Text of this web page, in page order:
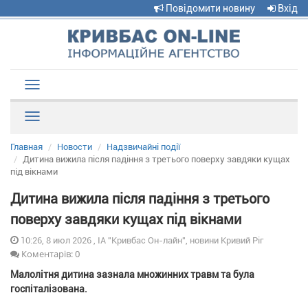
Повідомити новину Вхід
navigation
Главная Новости
Надзвичайні події
Дитина вижила після падіння з третього поверху завдяки кущах
під вікнами
Дитина вижила після падіння з третього
поверху завдяки кущах під вікнами
10:26, 8 июл 2026 , ІА "Кривбас Он-лайн", новини Кривий Ріг
Коментарів: 0
Малолітня дитина зазнала множинних травм та була
госпіталізована.